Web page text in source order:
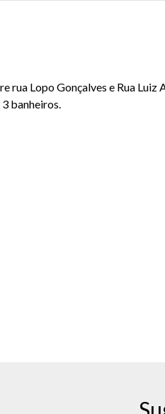
rua Lopo Gonçalves e Rua Luiz
3 banheiros.